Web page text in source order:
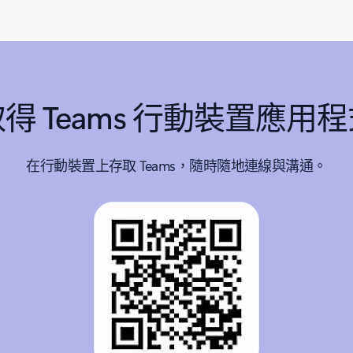
Teams 行動裝置應用
在行動裝置上存取 Teams，隨時隨地連線與溝通。